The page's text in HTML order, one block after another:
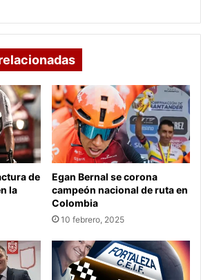
de
la
Egan Bernal se corona
campeón nacional de ruta en
Colombia
10 febrero, 2025